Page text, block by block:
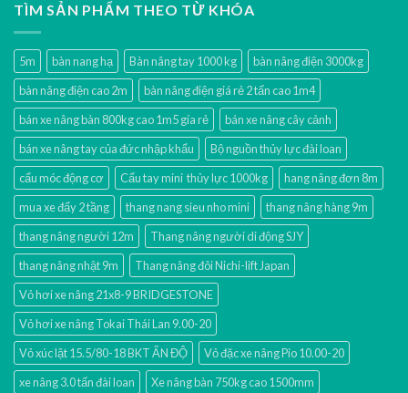
TÌM SẢN PHẨM THEO TỪ KHÓA
5m bàn nang hạ Bàn nâng tay 1000 kg
bàn nâng điện 3000kg
bàn nâng điện cao 2m
bàn nâng điện giá rẻ 2 tấn cao 1m4
bán xe nâng bàn 800kg cao 1m5 gía rẻ
bán xe nâng cây cảnh
bán xe nâng tay của đức nhập khẩu
Bộ nguồn thủy lực đài loan
cẩu móc động cơ
Cẩu tay mini thủy lực 1000kg
hang nâng đơn 8m
mua xe đẩy 2 tầng
thang nang sieu nho mini
thang nâng hàng 9m
thang nâng người 12m
Thang nâng người di động SJY
thang nâng nhật 9m
Thang nâng đôi Nichi-lift Japan
Vỏ hơi xe nâng 21x8-9 BRIDGESTONE
Vỏ hơi xe nâng Tokai Thái Lan 9.00-20
Vỏ xúc lật 15.5/80-18 BKT ẤN ĐỘ
Vỏ đặc xe nâng Pio 10.00-20
xe nâng 3.0 tấn đài loan
Xe nâng bàn 750kg cao 1500mm